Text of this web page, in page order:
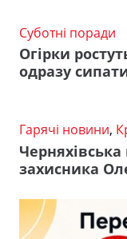
Суботні поради
Огірки
одразу
Гарячі новини,
захисника